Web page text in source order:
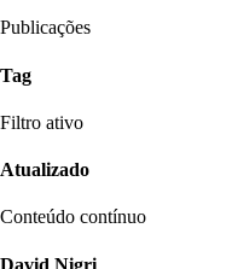
Publicações
Tag
Filtro ativo
Atualizado
Conteúdo contínuo
David Nigri